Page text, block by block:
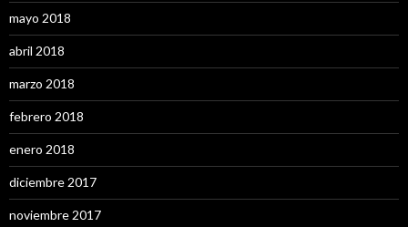
mayo 2018
abril 2018
marzo 2018
febrero 2018
enero 2018
diciembre 2017
noviembre 2017